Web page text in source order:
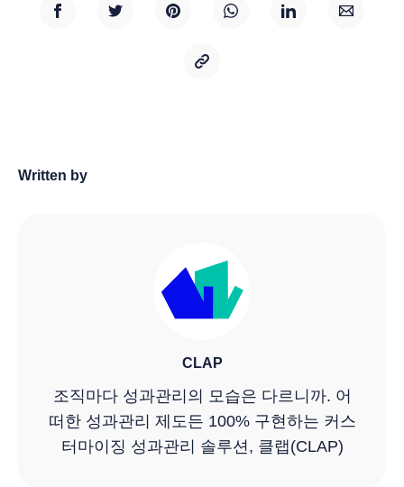
Written by
CLAP
조직마다 성과관리의 모습은 다르니까. 어
떠한 성과관리 제도든 100% 구현하는 커스
터마이징 성과관리 솔루션, 클랩(CLAP)